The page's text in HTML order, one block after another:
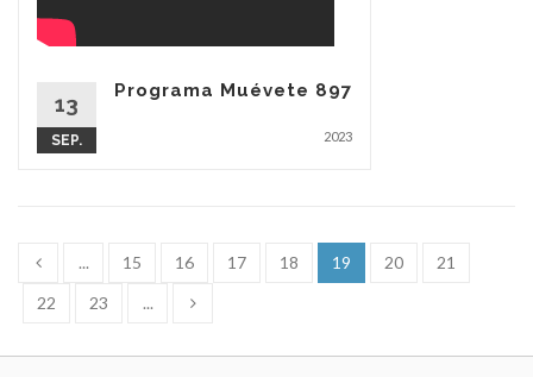
13
SEP.
Programa Muévete 897
2023
... 15 16 17 18 19 20
21
22
23 ...